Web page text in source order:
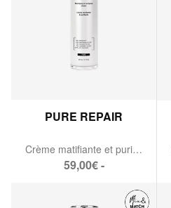
PURE REPAIR
Crème matifiante et purifiante
59,00€ -